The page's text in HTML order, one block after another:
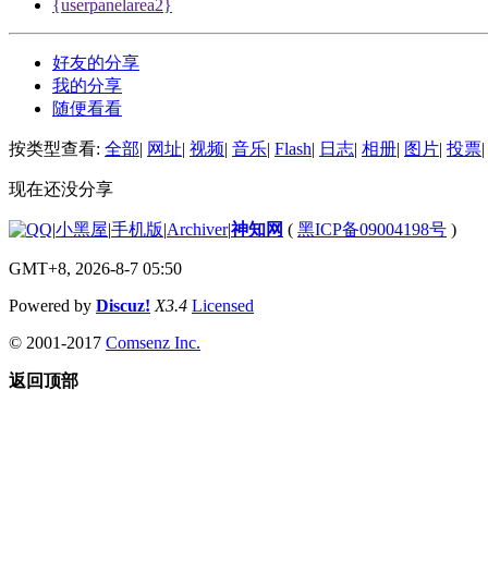
{userpanelarea2}
好友的分享
我的分享
随便看看
按类型查看: 全部| 网址| 视频| 音乐| Flash| 日志| 相册| 图片| 投票|
现在还没分享
|小黑屋|手机版|Archiver|神知网 ( 黑ICP备09004198号 )
GMT+8, 2026-8-7 05:50
Powered by Discuz! X3.4 Licensed
© 2001-2017 Comsenz Inc.
返回顶部